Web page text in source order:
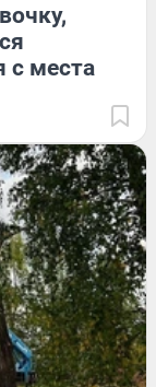
с места